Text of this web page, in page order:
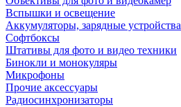
Вспышки и освещение
Аккумуляторы, зарядные устройства
Софтбоксы
Штативы для фото и видео техники
Бинокли и монокуляры
Микрофоны
Прочие аксессуары
Радиосинхронизаторы